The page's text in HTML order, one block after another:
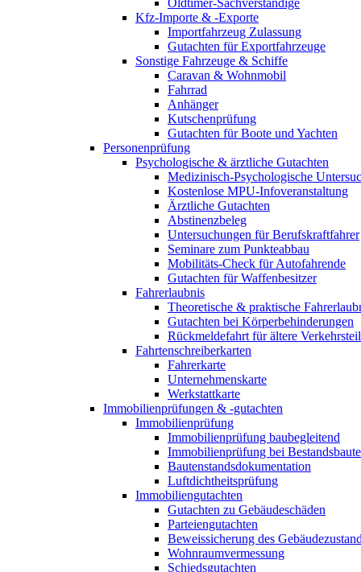
Kfz-Importe & -Exporte
Importfahrzeug Zulassung
Gutachten für Exportfahrzeuge
Sonstige Fahrzeuge & Schiffe
Caravan & Wohnmobil
Fahrrad
Anhänger
Kutschenprüfung
Gutachten für Boote und Yachten
Personenprüfung
Psychologische & ärztliche Gutachten
Medizinisch-Psychologische
Kostenlose MPU-Infoveranstaltung
Ärztliche Gutachten
Abstinenzbeleg
Untersuchungen für Berufskraftfahrer
Seminare zum Punkteabbau
Mobilitäts-Check für Autofahrende
Gutachten für Waffenbesitzer
Fahrerlaubnis
Theoretische & praktische
Gutachten bei Körperbehinderungen
Rückmeldefahrt für ältere
Fahrtenschreiberkarten
Fahrerkarte
Unternehmenskarte
Werkstattkarte
Immobilienprüfungen & -gutachten
Immobilienprüfung
Immobilienprüfung baubegleitend
Immobilienprüfung bei
Bautenstandsdokumentation
Luftdichtheitsprüfung
Immobiliengutachten
Gutachten zu Gebäudeschäden
Parteiengutachten
Beweissicherung des
Wohnraumvermessung
Schiedsgutachten